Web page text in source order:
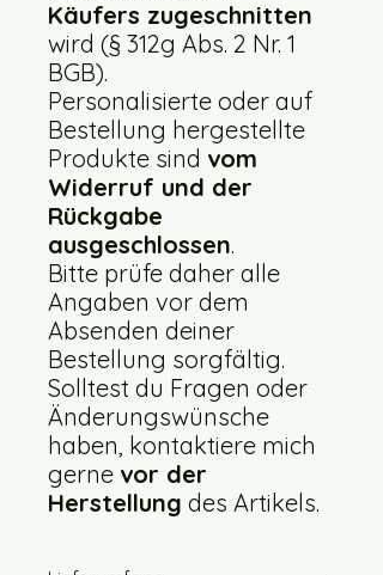
Käufers zugeschnitten
wird (§ 312g Abs. 2 Nr. 1
BGB).
Personalisierte oder auf
Bestellung hergestellte
Produkte sind vom
Widerruf und der
Rückgabe
ausgeschlossen.
Bitte prüfe daher alle
Angaben vor dem
Absenden deiner
Bestellung sorgfältig.
Solltest du Fragen oder
Änderungswünsche
haben, kontaktiere mich
gerne vor der
Herstellung des Artikels.